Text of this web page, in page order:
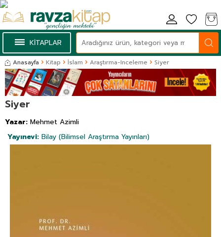
KİTAPLAR
Anasayfa Kitap İslam Araştırma-Inceleme Siyer
Siyer
Yazar: Mehmet Azimli
Yayınevi: Bilay (Bilimsel Araştırma Yayınları)